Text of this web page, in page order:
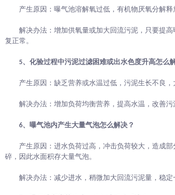
产生原因：曝气池溶解氧过低，有机物厌氧分解释
解决办法：增加供氧量或加大回流污泥，只要提
复正常。
5、化验过程中污泥过滤困难或出水色度升高怎么
产生原因：缺乏营养或水温过低，污泥生长不良，
解决办法：增加负荷均衡营养，提高水温，改善污
6、曝气池内产生大量气泡怎么解决？
产生原因：进水负荷过高，冲击负荷较大，造成
碎，因此水面积存大量气泡。
解决办法：减少进水，稍微加大回流污泥量，稳定